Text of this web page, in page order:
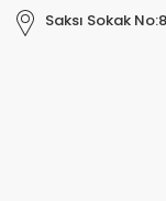
Saksı Sokak